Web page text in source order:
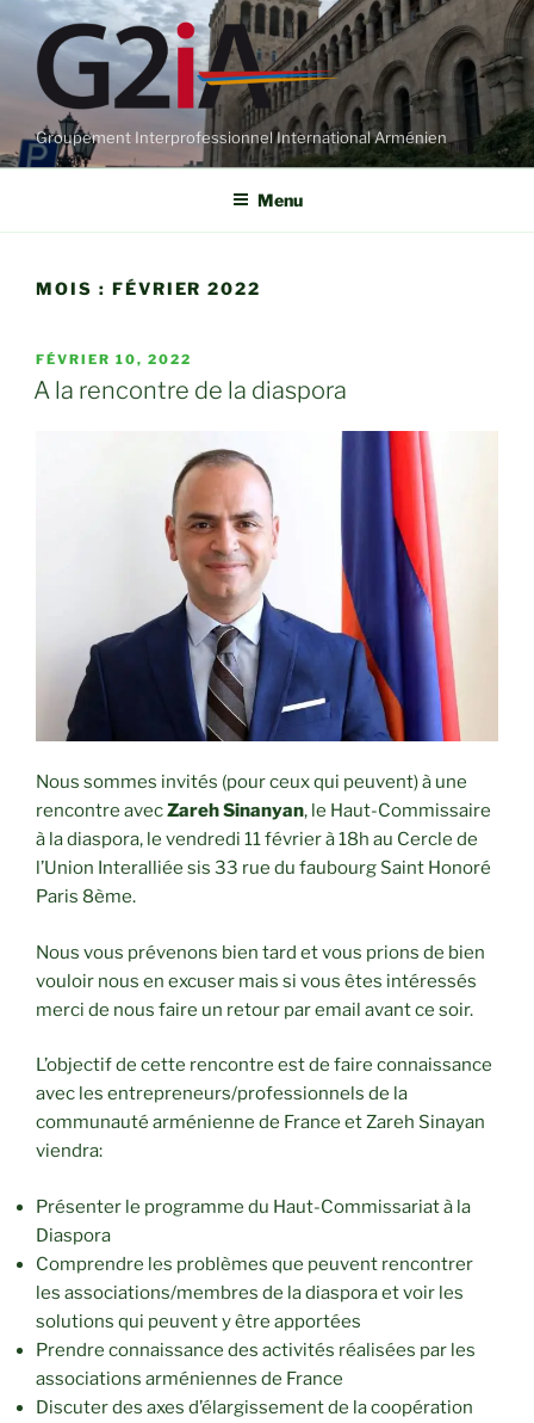
contenu
principal
Groupement Interprofessionnel International Arménien
Menu
MOIS : FÉVRIER 2022
PUBLIÉ
LE
FÉVRIER 10, 2022
A la rencontre de la diaspora
Nous sommes invités (pour ceux qui peuvent) à une
rencontre avecZareh Sinanyan, le Haut-Commissaire
à la diaspora, le vendredi 11 février à 18h au Cercle de
l’Union Interalliée sis 33 rue du faubourg Saint Honoré
Paris 8ème.
Nous vous prévenons bien tard et vous prions de bien
vouloir nous en excuser mais si vous êtes intéressés
merci de nous faire un retour par email avant ce soir.
L’objectif de cette rencontre est de faire connaissance
avec les entrepreneurs/professionnels de la
communauté arménienne de France et Zareh Sinayan
viendra:
Présenter le programme du Haut-Commissariat à la
Diaspora
Comprendre les problèmes que peuvent rencontrer
les associations/membres de la diaspora et voir les
solutions qui peuvent y être apportées
Prendre connaissance des activités réalisées par les
associations arméniennes de France
Discuter des axes d’élargissement de la coopération